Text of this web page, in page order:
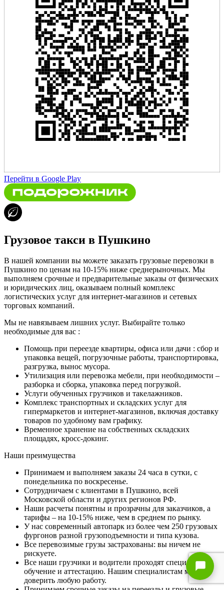
Перейти в Google Play
Грузовое такси в Пушкино
В нашей компании вы можете заказать грузовые перевозки в
Пушкино по ценам на 10-15% ниже среднерыночных. Мы
выполняем срочные и предварительные заказы от физических
и юридических лиц, оказываем полный комплекс
логистических услуг для интернет-магазинов и сетевых
торговых компаний.
Мы не навязываем лишних услуг. Выбирайте только
необходимые для вас :
Помощь при переезде квартиры, офиса или дачи : сбор и
упаковка вещей, погрузочные работы, транспортировка,
разгрузка, вынос мусора.
Утилизация или перевозка мебели, при необходимости –
разборка и сборка, упаковка перед погрузкой.
Услуги обученных грузчиков и такелажников.
Комплекс транспортных и складских услуг для
гипермаркетов и интернет-магазинов, включая доставку
товаров по удобному вам графику.
Временное хранение на собственных складских
площадях, кросс-докинг.
Наши преимущества
Принимаем и выполняем заказы 24 часа в сутки, с
понедельника по воскресенье.
Сотрудничаем с клиентами в Пушкино, всей
Московской области и других регионов РФ.
Наши расчеты понятны и прозрачны для заказчиков, а
тарифы – на 10-15% ниже, чем в среднем по рынку.
У нас современный автопарк из более чем 250 грузовых
фургонов разной грузоподъемности и типа кузова.
Все перевозимые грузы застрахованы: вы ничем не
рискуете.
Все наши грузчики и водители проходят специальное
обучение и аттестацию. Нашим специалистам можно
доверить любую работу.